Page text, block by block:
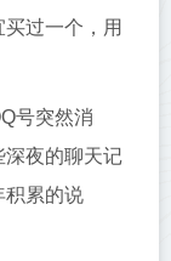
过一个，用
号突然消
深夜的聊天记
积累的说